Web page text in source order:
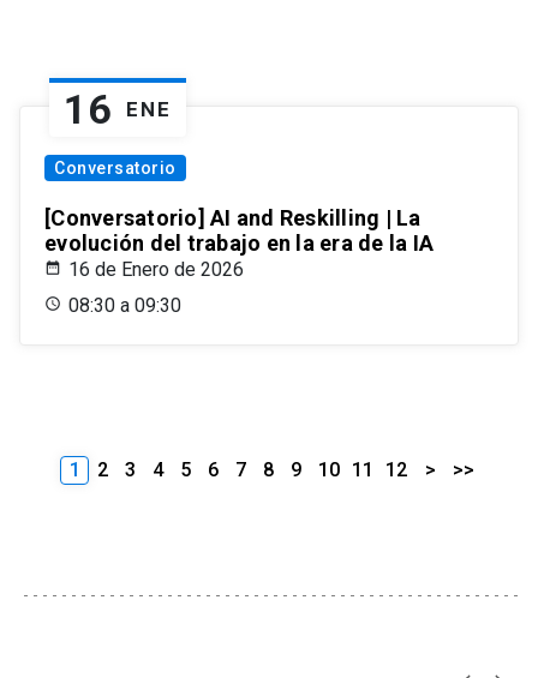
16 ENE
Conversatorio
[Conversatorio] AI and Reskilling | La
evolución del trabajo en la era de la IA
16 de Enero de 2026
08:30 a 09:30
1 2 3 4 5 6 7 8 9 10 11 12 > >>